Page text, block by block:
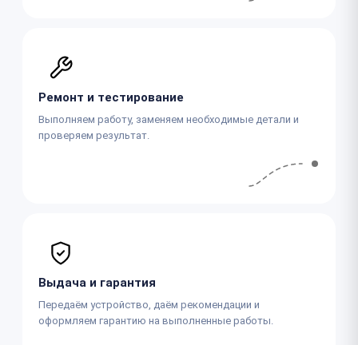
Ремонт и тестирование
Выполняем работу, заменяем необходимые детали и
проверяем результат.
Выдача и гарантия
Передаём устройство, даём рекомендации и
оформляем гарантию на выполненные работы.